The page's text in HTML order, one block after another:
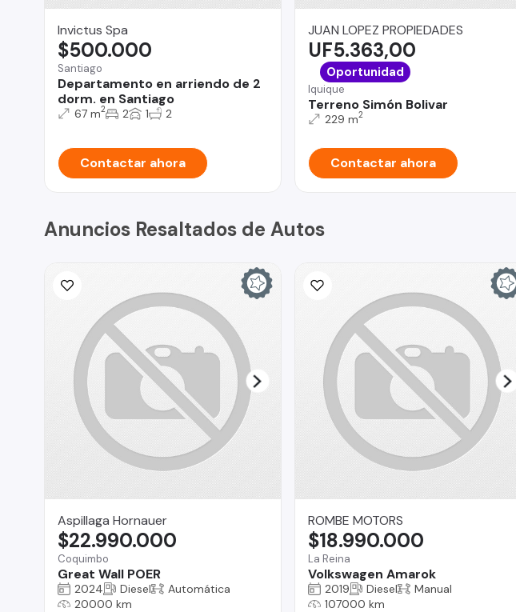
Invictus Spa
Santiago
Departamento en arriendo de 2
dorm. en Santiago
$500.000
67 m2 2 1 2
Contactar ahora
JUAN LOPEZ PROPIEDADES
Iquique
Terreno Simón Bolivar
UF5.363,00
Oportunidad
229 m2
Contactar ahora
Anuncios Resaltados de Autos
Aspillaga Hornauer
Coquimbo
Great Wall POER
$22.990.000
2024 Diesel
Automática
20000 km
ROMBE MOTORS
La Reina
Volkswagen Amarok
$18.990.000
2019 Diesel
Manual
107000 km